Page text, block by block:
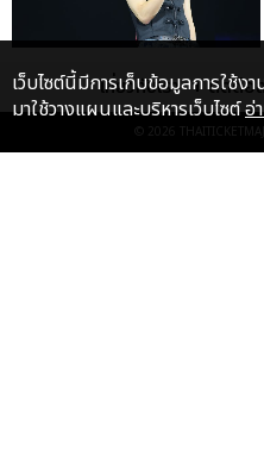
เกี่ยวกับเรา ติดต่อ
© 2026
เว็บไซต์นี้มีการเก็บข้อมูลการใช้
มาใช้วางแผนและบริหารเว็บไซต์อ่